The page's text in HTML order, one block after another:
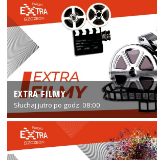
EXTRA FILMY
Słuchaj jutro po godz. 08:00